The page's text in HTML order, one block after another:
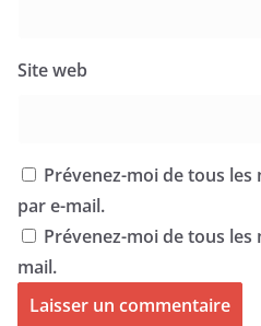
Site web
Prévenez-moi de tous
par e-mail.
Prévenez-moi de tous
mail.